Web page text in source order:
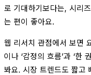
로 기대하기보다는, 시리
는 편이 좋아요.
웹 리서치 관점에서 보면
이나 ‘감정의 흐름’과 ‘한
봐요. 시장 트렌드도 짧고